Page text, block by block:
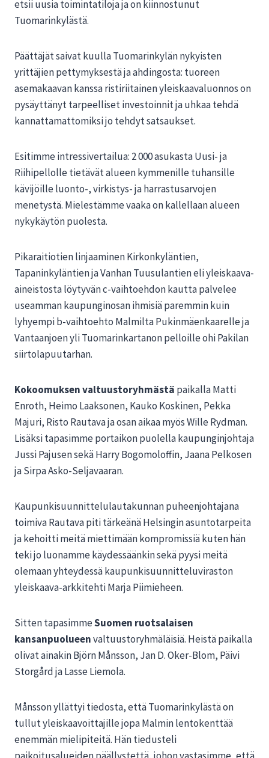
etsii uusia toimintatiloja ja on kiinnostunut
Tuomarinkylästä.
Päättäjät saivat kuulla Tuomarinkylän nykyisten
yrittäjien pettymyksestä ja ahdingosta: tuoreen
asemakaavan kanssa ristiriitainen yleiskaavaluonnos on
pysäyttänyt tarpeelliset investoinnit ja uhkaa tehdä
kannattamattomiksi jo tehdyt satsaukset.
Esitimme intressivertailua: 2 000 asukasta Uusi- ja
Riihipellolle tietävät alueen kymmenille tuhansille
kävijöille luonto-, virkistys- ja harrastusarvojen
menetystä. Mielestämme vaaka on kallellaan alueen
nykykäytön puolesta.
Pikaraitiotien linjaaminen Kirkonkyläntien,
Tapaninkyläntien ja Vanhan Tuusulantien eli yleiskaava-
aineistosta löytyvän c-vaihtoehdon kautta palvelee
useamman kaupunginosan ihmisiä paremmin kuin
lyhyempi b-vaihtoehto Malmilta Pukinmäenkaarelle ja
Vantaanjoen yli Tuomarinkartanon pelloille ohi Pakilan
siirtolapuutarhan.
Kokoomuksen valtuustoryhmästä paikalla Matti
Enroth, Heimo Laaksonen, Kauko Koskinen, Pekka
Majuri, Risto Rautava ja osan aikaa myös Wille Rydman.
Lisäksi tapasimme portaikon puolella kaupunginjohtaja
Jussi Pajusen sekä Harry Bogomoloffin, Jaana Pelkosen
ja Sirpa Asko-Seljavaaran.
Kaupunkisuunnittelulautakunnan puheenjohtajana
toimiva Rautava piti tärkeänä Helsingin asuntotarpeita
ja kehoitti meitä miettimään kompromissiä kuten hän
teki jo luonamme käydessäänkin sekä pyysi meitä
olemaan yhteydessä kaupunkisuunnitteluviraston
yleiskaava-arkkitehti Marja Piimieheen.
Sitten tapasimmeSuomen ruotsalaisen
kansanpuolueenvaltuustoryhmäläisiä. Heistä paikalla
olivat ainakin Björn Månsson, Jan D. Oker-Blom, Päivi
Storgård ja Lasse Liemola.
Månsson yllättyi tiedosta, että Tuomarinkylästä on
tullut yleiskaavoittajille jopa Malmin lentokenttää
enemmän mielipiteitä. Hän tiedusteli